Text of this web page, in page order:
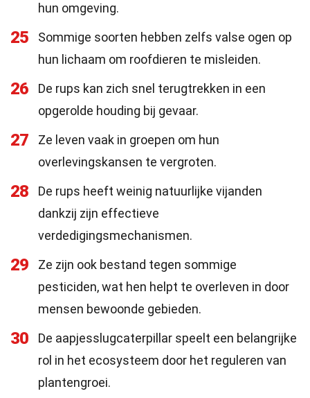
hun omgeving.
25
Sommige soorten hebben zelfs valse ogen op
hun lichaam om roofdieren te misleiden.
26
De rups kan zich snel terugtrekken in een
opgerolde houding bij gevaar.
27
Ze leven vaak in groepen om hun
overlevingskansen te vergroten.
28
De rups heeft weinig natuurlijke vijanden
dankzij zijn effectieve
verdedigingsmechanismen.
29
Ze zijn ook bestand tegen sommige
pesticiden, wat hen helpt te overleven in door
mensen bewoonde gebieden.
30
De aapjesslugcaterpillar speelt een belangrijke
rol in het ecosysteem door het reguleren van
plantengroei.